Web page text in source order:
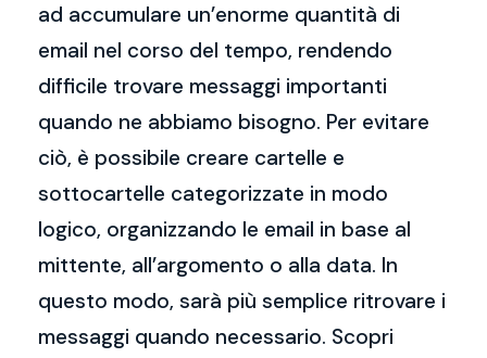
ad accumulare un’enorme quantità di
email nel corso del tempo, rendendo
difficile trovare messaggi importanti
quando ne abbiamo bisogno. Per evitare
ciò, è possibile creare cartelle e
sottocartelle categorizzate in modo
logico, organizzando le email in base al
mittente, all’argomento o alla data. In
questo modo, sarà più semplice ritrovare i
messaggi quando necessario. Scopri